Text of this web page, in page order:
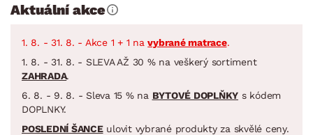
Aktuální akce
1. 8. - 31. 8. - Akce 1 + 1 navybrané matrace.
1. 8. - 31. 8. - SLEVA AŽ 30 % na veškerý sortiment
ZAHRADA.
6. 8. - 9. 8. - Sleva 15 % na BYTOVÉ DOPLŇKY s kódem
DOPLNKY.
POSLEDNÍ ŠANCEulovit vybrané produkty za skvělé ceny.